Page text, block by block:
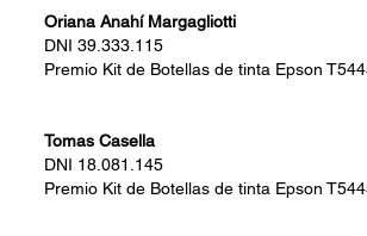
Oriana Anahí Margagliotti
DNI 39.333.115
Premio Kit de Botellas de tinta Epson
Tomas Casella
DNI 18.081.145
Premio Kit de Botellas de tinta Epson